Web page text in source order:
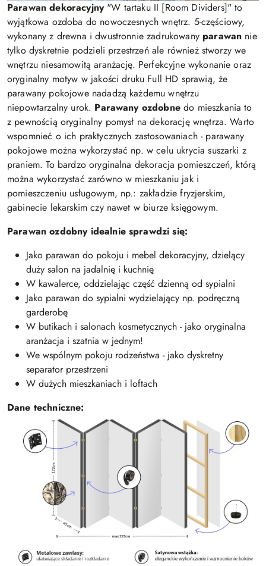
Parawan dekoracyjny"W tartaku II [Room Dividers]" to
wyjątkowa ozdoba do nowoczesnych wnętrz. 5-częściowy,
wykonany z drewna i dwustronnie zadrukowany parawan nie
tylko dyskretnie podzieli przestrzeń ale również stworzy we
wnętrzu niesamowitą aranżację. Perfekcyjne wykonanie oraz
oryginalny motyw w jakości druku Full HD sprawią, że
parawany pokojowe nadadzą każdemu wnętrzu
niepowtarzalny urok. Parawany ozdobnedo mieszkania to
z pewnością oryginalny pomysł na dekorację wnętrza. Warto
wspomnieć o ich praktycznych zastosowaniach - parawany
pokojowe można wykorzystać np. w celu ukrycia suszarki z
praniem. To bardzo oryginalna dekoracja pomieszczeń, którą
można wykorzystać zarówno w mieszkaniu jak i
pomieszczeniu usługowym, np.: zakładzie fryzjerskim,
gabinecie lekarskim czy nawet w biurze księgowym.
Parawan ozdobny idealnie sprawdzi się:
Jako parawan do pokoju i mebel dekoracyjny, dzielący
duży salon na jadalnię i kuchnię
W kawalerce, oddzielając część dzienną od sypialni
Jako parawan do sypialni wydzielający np. podręczną
garderobę
W butikach i salonach kosmetycznych - jako oryginalna
aranżacja i szatnia w jednym!
We wspólnym pokoju rodzeństwa - jako dyskretny
separator przestrzeni
W dużych mieszkaniach i loftach
Dane techniczne: